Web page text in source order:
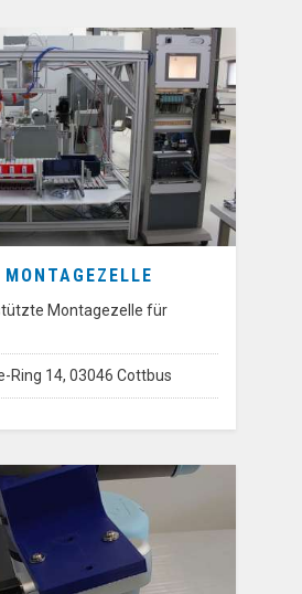
Montagezelle für
Ring 14, 03046 Cottbus